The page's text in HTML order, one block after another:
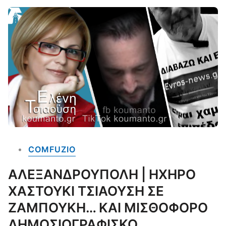
COMFUZIO
ΑΛΕΞΑΝΔΡΟΥΠΟΛΗ | ΗΧΗΡΟ
ΧΑΣΤΟΥΚΙ ΤΣΙΑΟΥΣΗ ΣΕ
ΖΑΜΠΟΥΚΗ… ΚΑΙ ΜΙΣΘΟΦΟΡΟ